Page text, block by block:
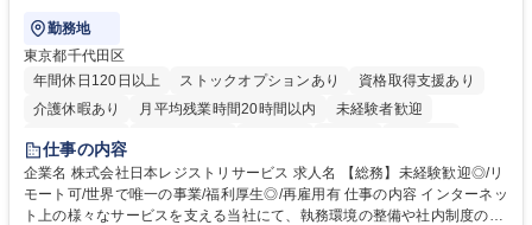
勤務地
東京都千代田区
年間休日120日以上
ストックオプションあり
資格取得支援あり
介護休暇あり
月平均残業時間20時間以内
未経験者歓迎
住宅手当あり
完全週休2日制
交通費支給 駅近5分以内 土日祝休み 服装自由
仕事の内容
企業名 株式会社日本レジストリサービス 求人名 【総務】未経験歓迎◎/リ
モート可/世界で唯一の事業/福利厚生◎/再雇用有 仕事の内容 インターネッ
ト上の様々なサービスを支える当社にて、執務環境の整備や社内制度の検